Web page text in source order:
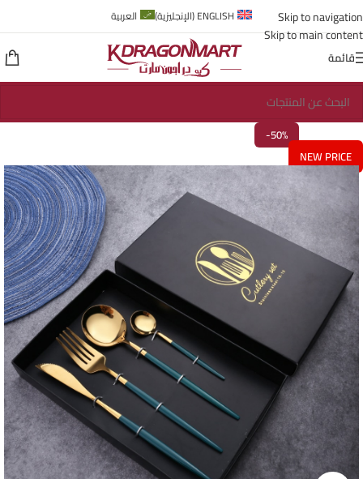
Skip to navigation
Skip to main content
ENGLISH
(الإنجليزية) العربية
قائمة
-50%
NEW PRICE